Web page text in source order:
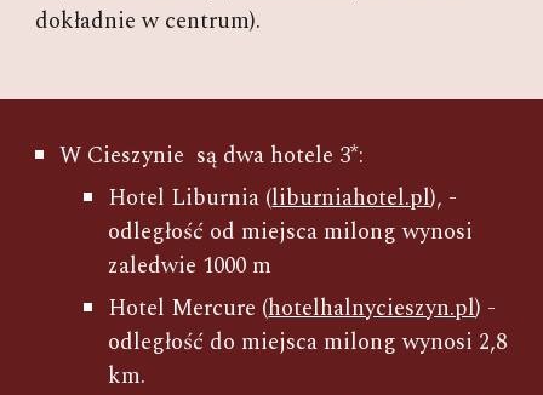
dokładnie w centrum).
W Cieszynie są dwa hotele 3*:
Hotel Liburnia (liburniahotel.pl), -
odległość od miejsca milong wynosi
zaledwie 1000 m
Hotel Mercure (hotelhalnycieszyn.pl) -
odległość do miejsca milong wynosi 2,8
km.